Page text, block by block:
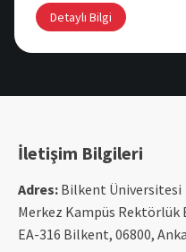
Detaylı Bilgi
İletişim Bilgileri
Adres: Bilkent Üniversitesi
Merkez Kampüs Rektörlük
EA-316 Bilkent, 06800,